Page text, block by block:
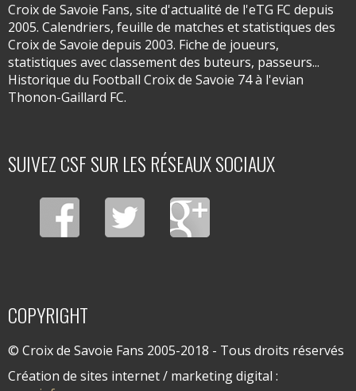
Croix de Savoie Fans, site d'actualité de l'eTG FC depuis
2005. Calendriers, feuille de matches et statistiques des
Croix de Savoie depuis 2003. Fiche de joueurs,
statistiques avec classement des buteurs, passeurs...
Historique du Football Croix de Savoie 74 à l'evian
Thonon-Gaillard FC.
SUIVEZ CSF SUR LES RÉSEAUX SOCIAUX
COPYRIGHT
© Croix de Savoie Fans 2005-2018 - Tous droits réservés
Création de sites internet / marketing digital :